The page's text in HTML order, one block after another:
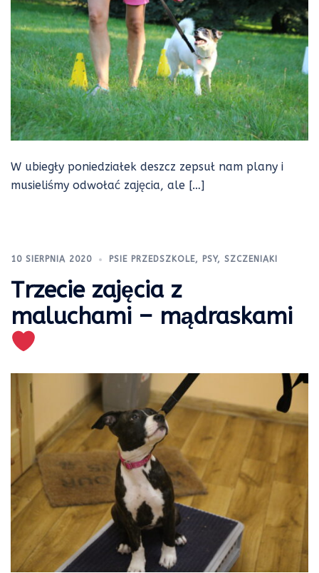
W ubiegły poniedziałek deszcz zepsuł nam plany i
musieliśmy odwołać zajęcia, ale […]
10 SIERPNIA 2020 PSIE PRZEDSZKOLE, PSY, SZCZENIAKI
Trzecie zajęcia z
maluchami – mądraskami